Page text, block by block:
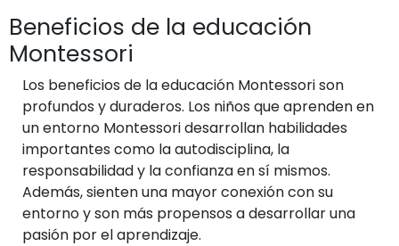
Beneficios de la educación
Montessori
Los beneficios de la educación Montessori son
profundos y duraderos. Los niños que aprenden en
un entorno Montessori desarrollan habilidades
importantes como la autodisciplina, la
responsabilidad y la confianza en sí mismos.
Además, sienten una mayor conexión con su
entorno y son más propensos a desarrollar una
pasión por el aprendizaje.